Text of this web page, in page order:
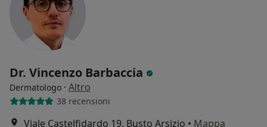
Dr. Vincenzo Barbaccia
Dermatologo · Altro
38 recensioni
Viale Castelfidardo 19, Busto Arsizio • Mappa